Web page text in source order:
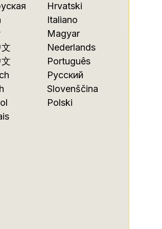
Hrvatski
Italiano
Magyar
Nederlands
Português
Русский
Slovenščina
Polski